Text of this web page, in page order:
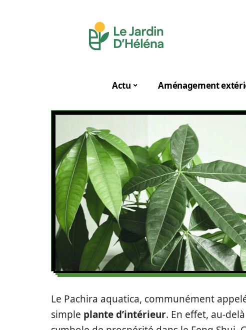
Actu Aménagement
Le Pachira aquatica, communément
simple plante d’intérieur. En effet, au-